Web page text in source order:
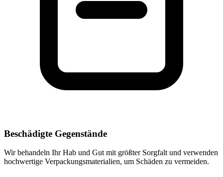
Beschädigte Gegenstände
Wir behandeln Ihr Hab und Gut mit größter Sorgfalt und verwenden
hochwertige Verpackungsmaterialien, um Schäden zu vermeiden.